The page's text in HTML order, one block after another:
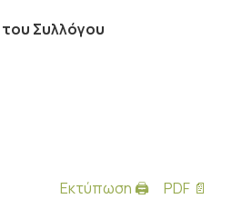
Συλλόγου
Εκτύπωση 🖨 PDF 📄